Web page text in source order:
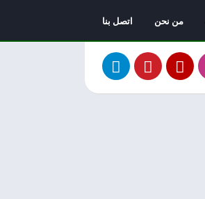
من نحن اتصل بنا